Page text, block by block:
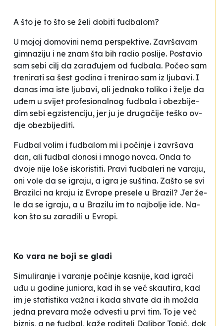
A što je to što se že­li do­bi­ti fu­dba­lom?
U mo­joj do­mo­vi­ni ne­ma per­spe­kti­ve. Za­vrša­vam
gi­mna­zi­ju i ne znam šta bih ra­dio po­sli­je. Pos­ta­vio
sam se­bi cilj da za­ra­đu­jem od fu­dba­la. Po­čeo sam
tre­ni­ra­ti sa šest go­di­na i tre­ni­rao sam iz lju­ba­vi. I
da­nas ima is­te lju­ba­vi, ali je­dna­ko to­li­ko i že­lje da
uđem u svi­jet pro­fe­si­onal­nog fu­dba­la i obe­zbi­je­
dim se­bi egzis­ten­ci­ju, jer ju je dru­ga­či­je te­ško ov­
dje obe­zbi­je­di­ti.
Fu­dbal vo­lim i fu­dba­lom mi i po­či­nje i za­vrša­va
dan, ali fu­dbal do­no­si i mno­go nov­ca. On­da to
dvo­je ni­je lo­še is­ko­ris­ti­ti. Pra­vi fu­dba­le­ri ne va­ra­ju,
oni vo­le da se igra­ju, a igra je su­šti­na. Za­što se svi
Bra­zil­ci na kra­ju iz Evro­pe pre­se­le u Bra­zil? Jer že­
le da se igra­ju, a u Bra­zi­lu im to naj­bo­lje ide. Na­
kon što su za­ra­di­li u Evro­pi.
Ko va­ra ne bo­ji se gla­di
Si­mu­li­ra­nje i va­ra­nje po­či­nje ka­sni­je, kad igra­či
uđu u go­di­ne ju­ni­ora, kad ih se već ska­uti­ra, kad
im je sta­tis­ti­ka va­žna i ka­da shva­te da ih mo­žda
je­dna pre­va­ra mo­že odves­ti u prvi tim. To je već
bi­znis, a ne fu­dbal, ka­že ro­di­telj Da­li­bor To­pić, dok